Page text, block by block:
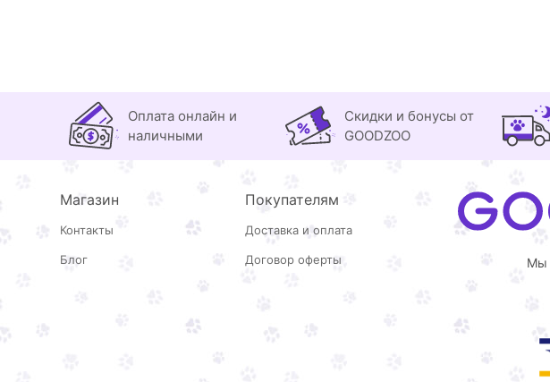
Оплата онлайн и
наличными
Скидки и бонусы от
GOODZOO
Магазин
Контакты
Блог
Покупателям
Доставка и оплата
Договор оферты Мы